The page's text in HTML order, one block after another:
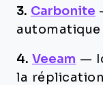
3. Carbonite
4. Veeam —
la